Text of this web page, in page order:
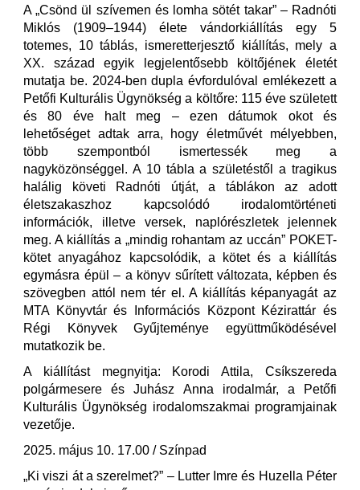
A „Csönd ül szívemen és lomha sötét takar” – Radnóti
Miklós (1909–1944) élete vándorkiállítás egy 5
totemes, 10 táblás, ismeretterjesztő kiállítás, mely a
XX. század egyik legjelentősebb költőjének életét
mutatja be. 2024-ben dupla évfordulóval emlékezett a
Petőfi Kulturális Ügynökség a költőre: 115 éve született
és 80 éve halt meg – ezen dátumok okot és
lehetőséget adtak arra, hogy életművét mélyebben,
több szempontból ismertessék meg a
nagyközönséggel. A 10 tábla a születéstől a tragikus
halálig követi Radnóti útját, a táblákon az adott
életszakaszhoz kapcsolódó irodalomtörténeti
információk, illetve versek, naplórészletek jelennek
meg. A kiállítás a „mindig rohantam az uccán” POKET-
kötet anyagához kapcsolódik, a kötet és a kiállítás
egymásra épül – a könyv sűrített változata, képben és
szövegben attól nem tér el. A kiállítás képanyagát az
MTA Könyvtár és Információs Központ Kézirattár és
Régi Könyvek Gyűjteménye együttműködésével
mutatkozik be.
A kiállítást megnyitja: Korodi Attila, Csíkszereda
polgármesere és Juhász Anna irodalmár, a Petőfi
Kulturális Ügynökség irodalomszakmai programjainak
vezetője.
2025. május 10. 17.00 / Színpad
„Ki viszi át a szerelmet?” – Lutter Imre és Huzella Péter